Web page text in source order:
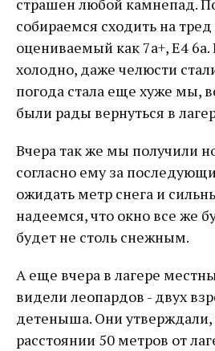
страшен любой камнепад.
собираемся сходить на
оцениваемый как 7а+, E4
холодно, даже челюсти
погода стала еще хуже мы,
были рады вернуться в
Вчера так же мы получили
согласно ему за
ожидать метр снега и
надеемся, что окно все же
будет не столь снежным.
А еще вчера в лагере
видели леопардов - двух
детеныша. Они утверждали,
расстоянии 50 метров от